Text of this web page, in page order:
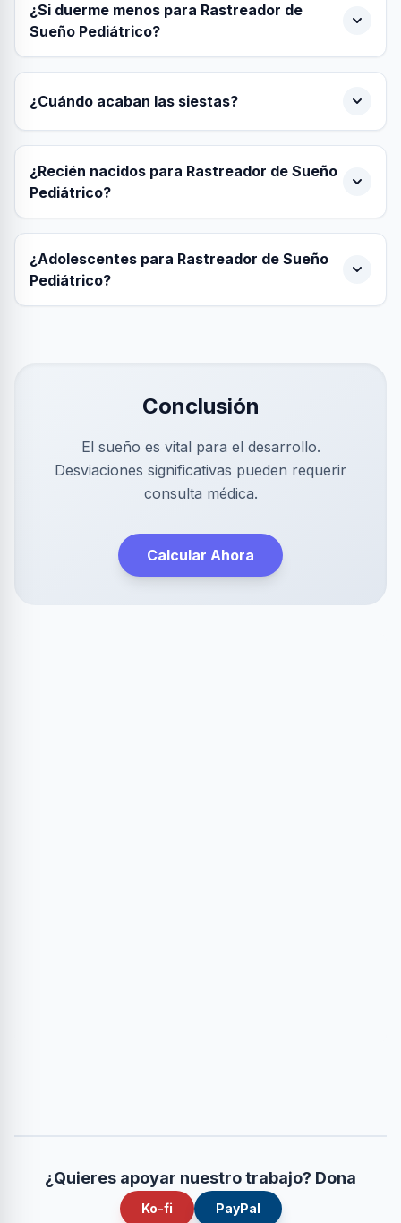
¿Si duerme menos para Rastreador de
Sueño Pediátrico?
¿Cuándo acaban las siestas?
¿Recién nacidos para Rastreador de Sueño
Pediátrico?
¿Adolescentes para Rastreador de Sueño
Pediátrico?
Conclusión
El sueño es vital para el desarrollo.
Desviaciones significativas pueden requerir
consulta médica.
Calcular Ahora
¿Quieres apoyar nuestro trabajo? Dona
Ko-fi PayPal